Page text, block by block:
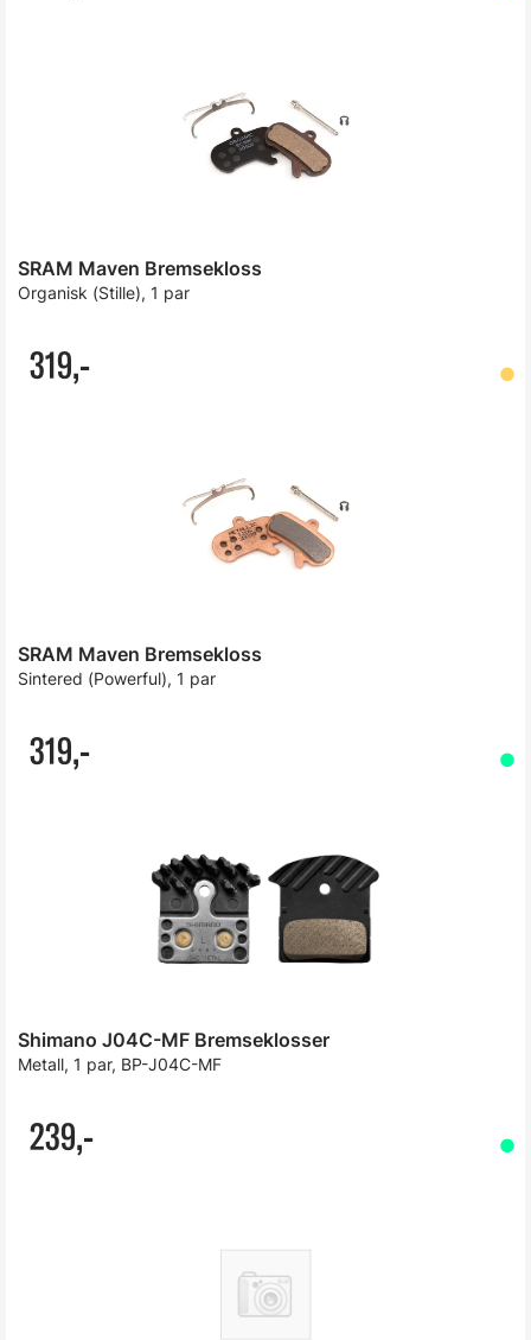
SRAM Maven Bremsekloss
Organisk (Stille), 1 par
319,-
SRAM Maven Bremsekloss
Sintered (Powerful), 1 par
319,-
Shimano J04C-MF Bremseklosser
Metall, 1 par, BP-J04C-MF
239,-